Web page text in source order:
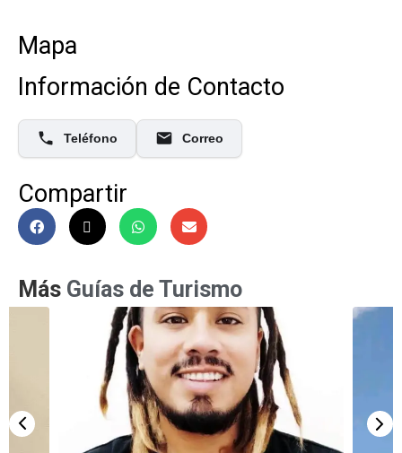
Mapa
Información de Contacto
Teléfono Correo
Compartir
Más Guías de Turismo